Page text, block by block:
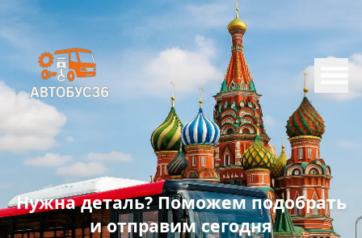
Нужна деталь? Поможем подобрать
и отправим сегодня
Меню
Главная
Каталог
Марки
Информация